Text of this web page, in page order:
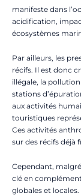
manifeste dans
acidification,
écosystèmes
Par ailleurs, les
récifs. Il est donc
illégale, la
stations
aux activités
touristiques
Ces activités
sur des récifs déjà
Cependant,
clé en
globales et